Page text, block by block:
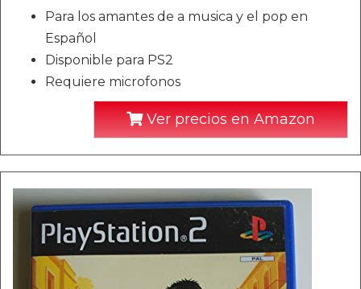
Para los amantes de a musica y el pop en
Español
Disponible para PS2
Requiere microfonos
Ver precios en Amazon